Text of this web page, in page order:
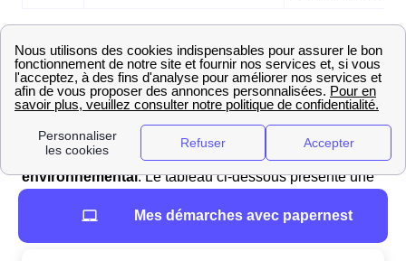
Vigen
Pour choisir l'offre de gaz adaptée à vos besoins, il est
essentiel de comparer les différentes options
disponibles sur le marché. Ces offres diffèrent selon les
tarifs, les services inclus et leur impact
environnemental. Le tableau ci-dessous présente une
pour répondre à divers besoins et budgets.
Mes démarches avec papernest